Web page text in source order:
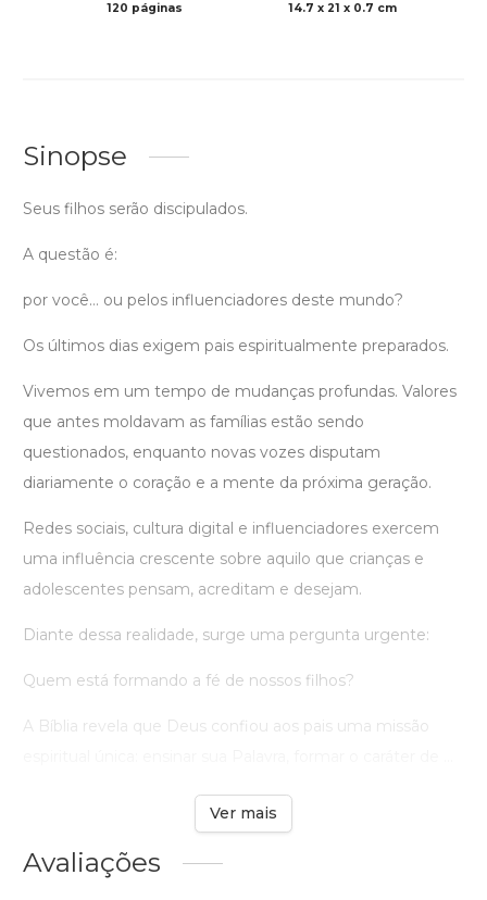
120 páginas 14.7 x 21 x 0.7 cm
Sinopse
Seus filhos serão discipulados.
A questão é:
por você… ou pelos influenciadores deste mundo?
Os últimos dias exigem pais espiritualmente preparados.
Vivemos em um tempo de mudanças profundas. Valores
que antes moldavam as famílias estão sendo
questionados, enquanto novas vozes disputam
diariamente o coração e a mente da próxima geração.
Redes sociais, cultura digital e influenciadores exercem
uma influência crescente sobre aquilo que crianças e
adolescentes pensam, acreditam e desejam.
Diante dessa realidade, surge uma pergunta urgente:
Quem está formando a fé de nossos filhos?
A Bíblia revela que Deus confiou aos pais uma missão
Ver mais
Avaliações